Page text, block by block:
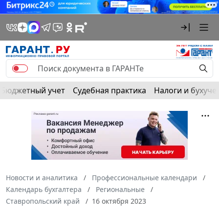
Бюджетный учет Судебная практика Налоги и
Новости и аналитика
Профессиональные календари
Календарь бухгалтера
Региональные
Ставропольский край
16 октября 2023